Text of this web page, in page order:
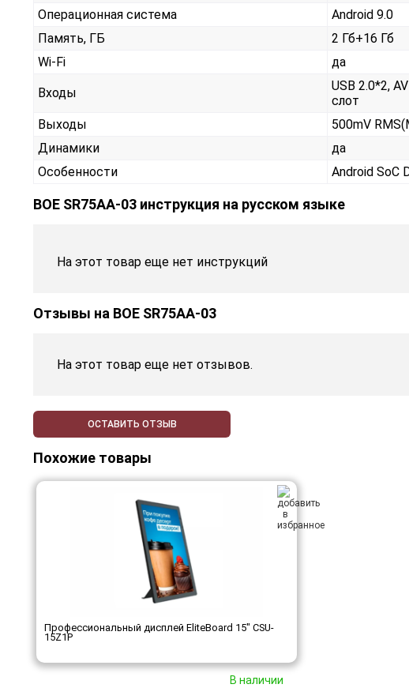
Операционная система
Android 9.0
Память, ГБ
2 Гб+16 Гб
Wi-Fi
да
Входы
USB 2.0*2,
слот
Выходы
500mV
Динамики
да
Особенности
Android SoC
BOE SR75AA-03 инструкция на русском языке
На этот товар еще нет инструкций
Отзывы на BOE SR75AA-03
На этот товар еще нет отзывов.
ОСТАВИТЬ ОТЗЫВ
Похожие товары
Профессиональный дисплей EliteBoard 15" CSU-
15Z1P
В наличии